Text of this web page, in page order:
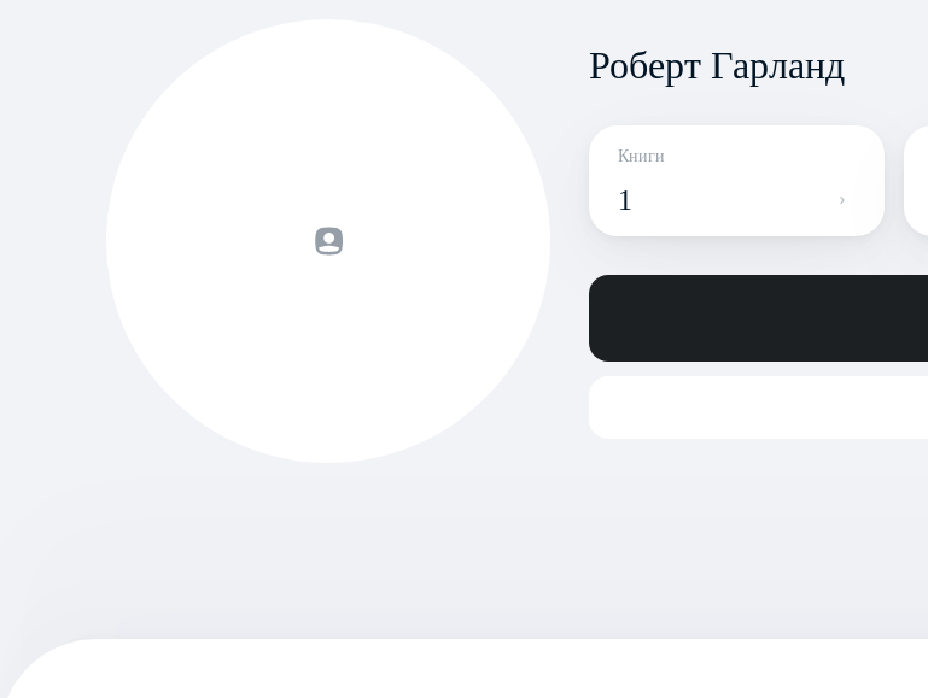
Роберт Гарланд
Книги
1